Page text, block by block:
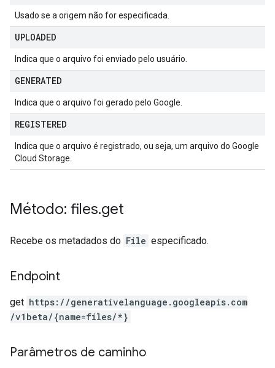
Usado se a origem não for especificada.
UPLOADED
Indica que o arquivo foi enviado pelo usuário.
GENERATED
Indica que o arquivo foi gerado pelo Google.
REGISTERED
Indica que o arquivo é registrado, ou seja, um arquivo do Google
Cloud Storage.
Método: files.get
Recebe os metadados do File especificado.
Endpoint
get https: / /generativelanguage.googleapis.com
/v1beta/{name=files/*}
Parâmetros de caminho